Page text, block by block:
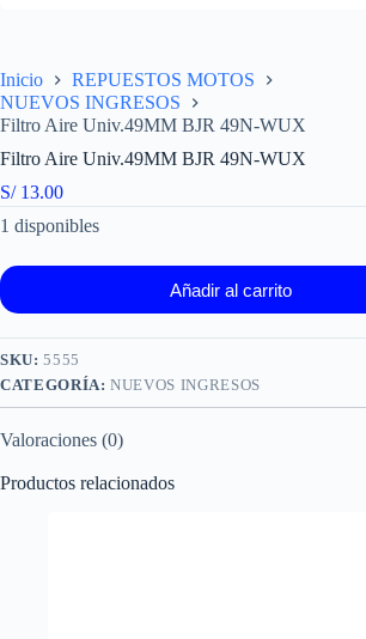
Inicio
REPUESTOS MOTOS
NUEVOS INGRESOS
Filtro Aire Univ.49MM BJR 49N-WUX
Filtro Aire Univ.49MM BJR 49N-WUX
S/13.00
1 disponibles
Añadir al carrito
SKU:5555
CATEGORÍA:NUEVOS INGRESOS
Valoraciones (0)
Productos relacionados